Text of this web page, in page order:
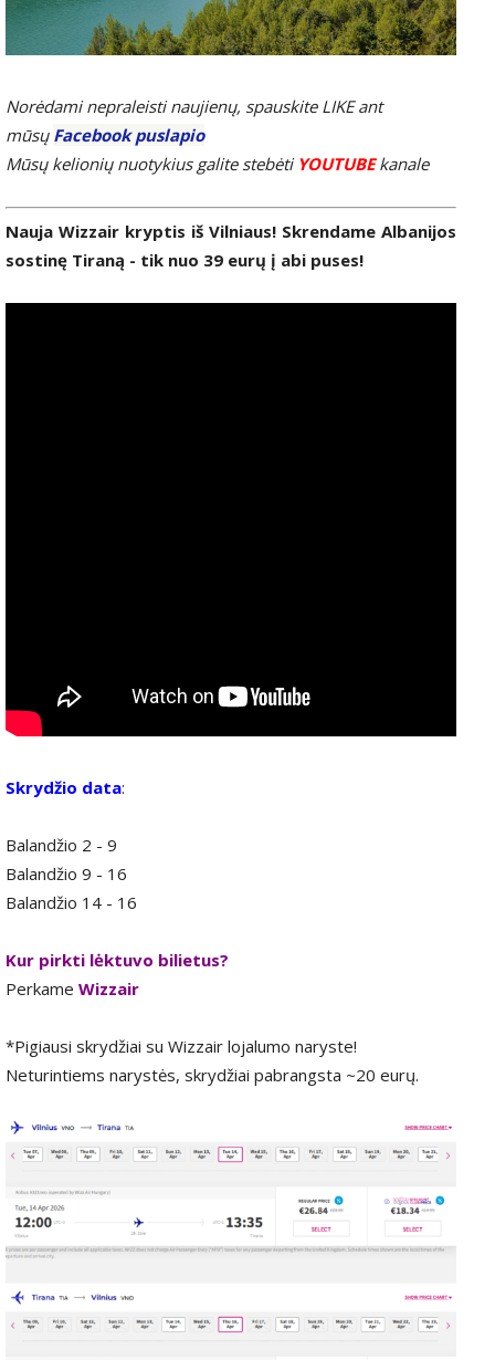
Norėdami nepraleisti naujienų, spauskite LIKE ant
mūsų Facebook puslapio
Mūsų kelionių nuotykius galite stebėti YOUTUBEkanale
Nauja Wizzair kryptis iš Vilniaus! Skrendame Albanijos
sostinę Tiraną - tik nuo 39 eurų į abi puses!
Skrydžio data:
Balandžio 2 - 9
Balandžio 9 - 16
Balandžio 14 - 16
Kur pirkti lėktuvo bilietus?
Perkame Wizzair
*Pigiausi skrydžiai su Wizzair lojalumo naryste!
Neturintiems narystės, skrydžiai pabrangsta ~20 eurų.